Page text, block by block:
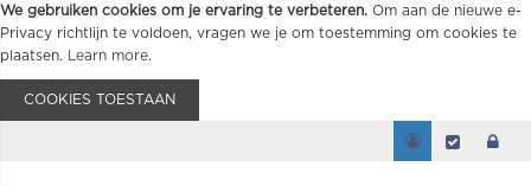
We gebruiken cookies om je ervaring te verbeteren. Om aan de nieuwe e-
Privacy richtlijn te voldoen, vragen we je om toestemming om cookies te
plaatsen.
Learn more.
COOKIES TOESTAAN